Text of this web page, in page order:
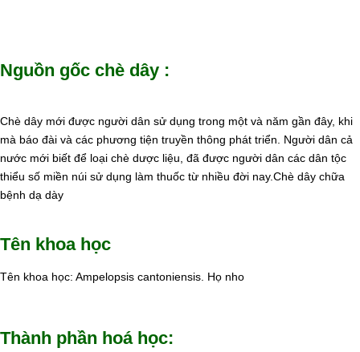
Nguồn gốc chè dây :
Chè dây mới được người dân sử dụng trong một và năm gần đây, khi
mà báo đài và các phương tiện truyền thông phát triển. Người dân cả
nước mới biết để loại chè dược liệu, đã được người dân các dân tộc
thiểu số miền núi sử dụng làm thuốc từ nhiều đời nay.Chè dây chữa
bệnh dạ dày
Tên khoa học
Tên khoa học: Ampelopsis cantoniensis. Họ nho
Thành phần hoá học: